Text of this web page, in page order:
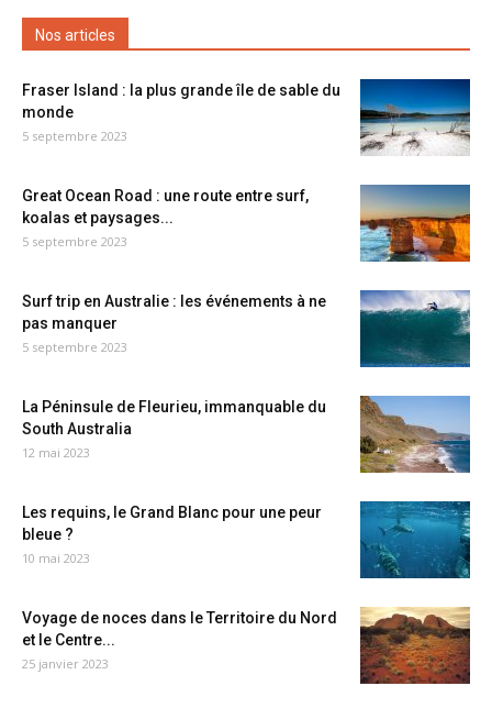
Nos articles
Fraser Island : la plus grande île de sable du
monde
5 septembre 2023
Great Ocean Road : une route entre surf,
koalas et paysages...
5 septembre 2023
Surf trip en Australie : les événements à ne
pas manquer
5 septembre 2023
La Péninsule de Fleurieu, immanquable du
South Australia
12 mai 2023
Les requins, le Grand Blanc pour une peur
bleue ?
10 mai 2023
Voyage de noces dans le Territoire du Nord
et le Centre...
25 janvier 2023